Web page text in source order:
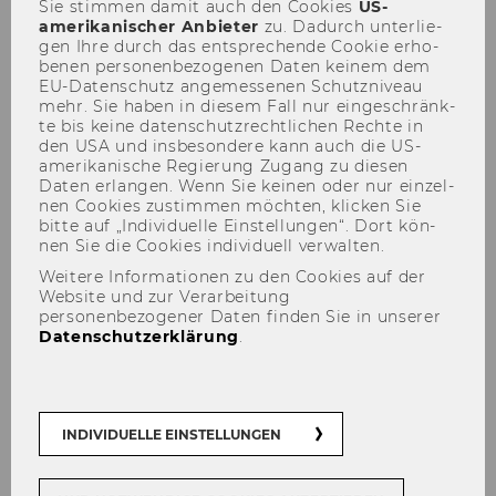
Lehre am EIR
Sie stim­men damit auch den Coo­kies US-​
amerikanischer An­bie­ter zu. Da­durch un­ter­lie­
gen Ihre durch das ent­spre­chen­de Coo­kie er­ho­
be­nen per­so­nen­be­zo­ge­nen Daten kei­nem dem
EU-​Datenschutz an­ge­mes­se­nen Schutz­ni­veau
mehr. Sie haben in die­sem Fall nur ein­ge­schränk­
te bis keine da­ten­schutz­recht­li­chen Rech­te in
den USA und ins­be­son­de­re kann auch die US-​
amerikanische Re­gie­rung Zu­gang zu die­sen
Daten er­lan­gen. Wenn Sie kei­nen oder nur ein­zel­
nen Coo­kies zu­stim­men möch­ten, kli­cken Sie
bitte auf „In­di­vi­du­el­le Ein­stel­lun­gen“. Dort kön­
nen Sie die Coo­kies in­di­vi­du­ell ver­wal­ten.
Weitere Informationen zu den Cookies auf der
Website und zur Verarbeitung
personenbezogener Daten finden Sie in unserer
Datenschutzerklärung.
INDIVIDUELLE EINSTELLUNGEN